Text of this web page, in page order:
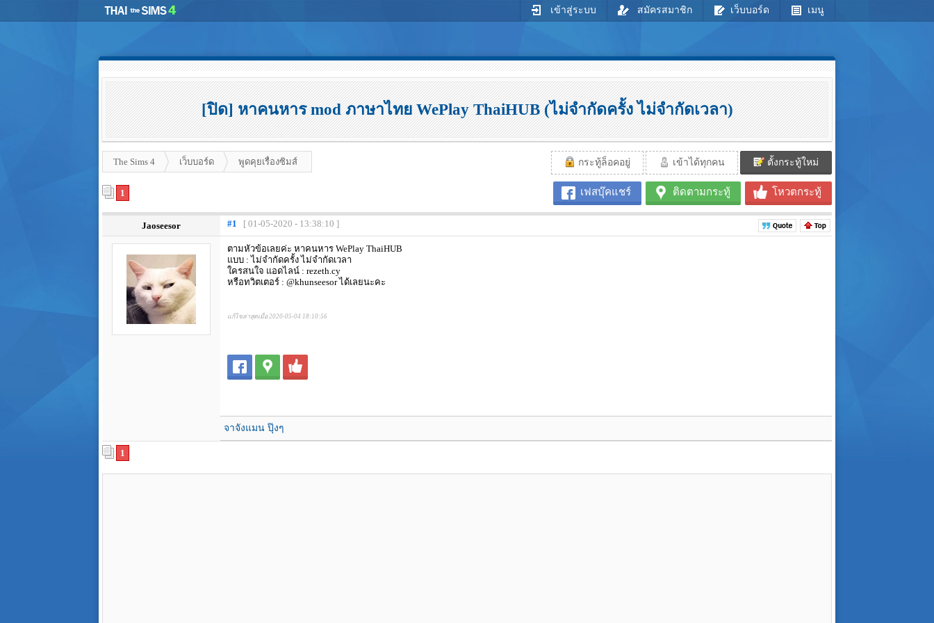
เข้าสู่ระบบ สมัครสมาชิก เว็บบอร์ด เมนู
[ปิด] หาคนหาร mod ภาษาไทย WePlay ThaiHUB (ไม่จำกัดครั้ง ไม่จำกัดเวลา)
The Sims 4 เว็บบอร์ด พูดคุยเรื่องซิมส์ กระทู้ล็อคอยู่ เข้าได้ทุกคน ตั้งกระทู้ใหม่
เฟสบุ๊คแชร์ ติดตามกระทู้ โหวตกระทู้
1
Jaoseesor #1 [ 01-05-2020 - 13:38:10 ]
ตามหัวข้อเลยค่ะ หาคนหาร WePlay ThaiHUB
แบบ : ไม่จำกัดครั้ง ไม่จำกัดเวลา
ใครสนใจ แอดไลน์ : rezeth.cy
หรือทวิตเตอร์ : @khunseesor ได้เลยนะคะ
แก้ไขล่าสุดเมื่อ 2020-05-04 18:10:56
จาจังแมน ปุ๊งๆ
1